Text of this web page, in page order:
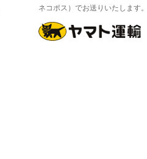
ネコポス）でお送りいたします